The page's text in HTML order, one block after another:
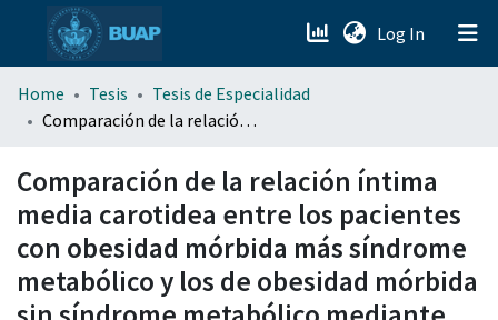
Log In (current)
menu.section.about_menu
Home Tesis
Tesis de Especialidad
Comparación de la relación íntima media carotidea entre los pacientes con obesidad mórbida más síndrome metabólico y los de obesidad mórbida sin síndrome metabólico mediante ultrasonido
Comparación de la relación íntima
media carotidea entre los pacientes
con obesidad mórbida más síndrome
metabólico y los de obesidad mórbida